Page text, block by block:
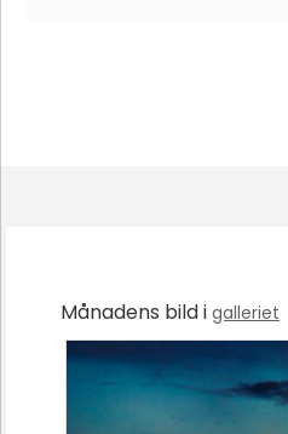
Månadens bild i galleriet